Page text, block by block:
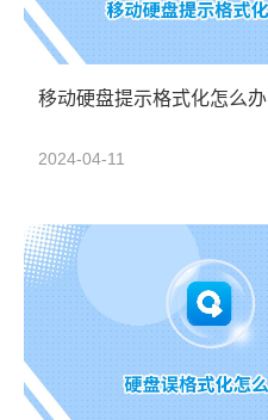
移动硬盘提示格式化怎么办
2024-04-11